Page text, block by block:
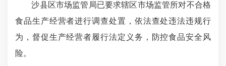
沙县区市场监管局已要求辖区市场监管所对不合格
食品生产经营者进行调查处置，依法查处违法违规行
为，督促生产经营者履行法定义务，防控食品安全风
险。